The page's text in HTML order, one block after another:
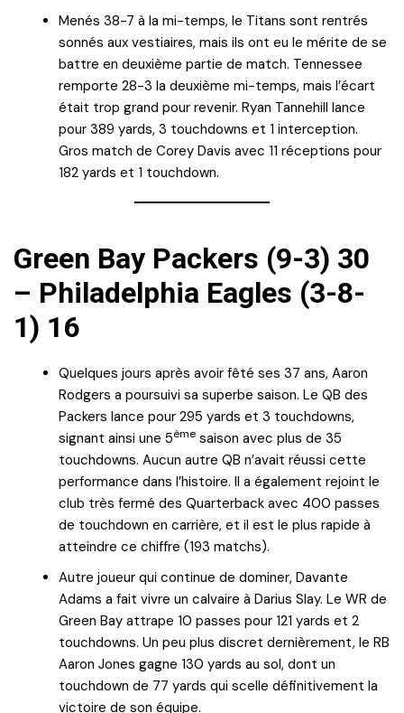
Menés 38-7 à la mi-temps, le Titans sont rentrés
sonnés aux vestiaires, mais ils ont eu le mérite de se
battre en deuxième partie de match. Tennessee
remporte 28-3 la deuxième mi-temps, mais l’écart
était trop grand pour revenir. Ryan Tannehill lance
pour 389 yards, 3 touchdowns et 1 interception.
Gros match de Corey Davis avec 11 réceptions pour
182 yards et 1 touchdown.
Green Bay Packers (9-3) 30
– Philadelphia Eagles (3-8-
1) 16
Quelques jours après avoir fêté ses 37 ans, Aaron
Rodgers a poursuivi sa superbe saison. Le QB des
Packers lance pour 295 yards et 3 touchdowns,
signant ainsi une 5ème saison avec plus de 35
touchdowns. Aucun autre QB n’avait réussi cette
performance dans l’histoire. Il a également rejoint le
club très fermé des Quarterback avec 400 passes
de touchdown en carrière, et il est le plus rapide à
atteindre ce chiffre (193 matchs).
Autre joueur qui continue de dominer, Davante
Adams a fait vivre un calvaire à Darius Slay. Le WR de
Green Bay attrape 10 passes pour 121 yards et 2
touchdowns. Un peu plus discret dernièrement, le RB
Aaron Jones gagne 130 yards au sol, dont un
touchdown de 77 yards qui scelle définitivement la
victoire de son équipe.